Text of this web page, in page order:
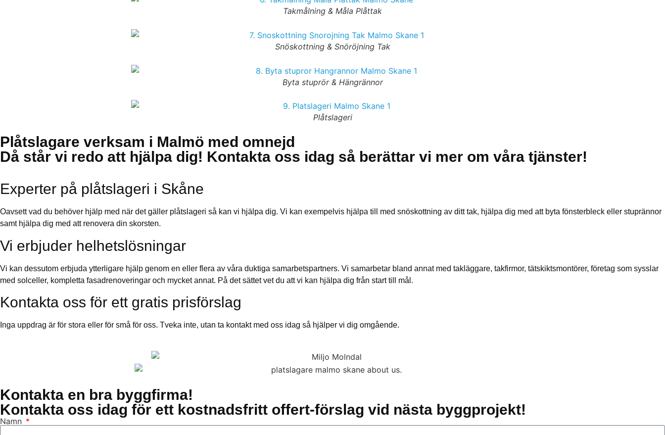
Takmålning & Måla Plåttak
Snöskottning & Snöröjning Tak
Byta stuprör & Hängrännor
Plåtslageri
Plåtslagare verksam i Malmö med omnejd
Då står vi redo att hjälpa dig! Kontakta oss idag så berättar vi mer om våra tjänster!
Experter på plåtslageri i Skåne
Oavsett vad du behöver hjälp med när det gäller plåtslageri så kan vi hjälpa dig. Vi kan exempelvis hjälpa till med snöskottning av ditt tak, hjälpa dig med att byta fönsterbleck eller stuprännor
samt hjälpa dig med att renovera din skorsten.
Vi erbjuder helhetslösningar
Vi kan dessutom erbjuda ytterligare hjälp genom en eller flera av våra duktiga samarbetspartners. Vi samarbetar bland annat med takläggare, takfirmor, tätskiktsmontörer, företag som sysslar
med solceller, kompletta fasadrenoveringar och mycket annat. På det sättet vet du att vi kan hjälpa dig från start till mål.
Kontakta oss för ett gratis prisförslag
Inga uppdrag är för stora eller för små för oss. Tveka inte, utan ta kontakt med oss idag så hjälper vi dig omgående.
Kontakta en bra byggfirma!
Kontakta oss idag för ett kostnadsfritt offert-förslag vid nästa byggprojekt!
Namn